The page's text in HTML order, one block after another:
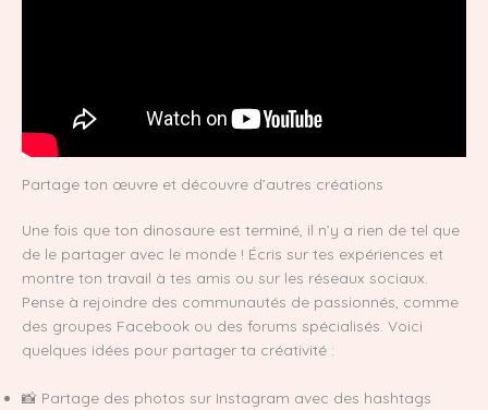
Partage ton œuvre et découvre d’autres créations
Une fois que ton dinosaure est terminé, il n’y a rien de tel que
de le partager avec le monde ! Écris sur tes expériences et
montre ton travail à tes amis ou sur les réseaux sociaux.
Pense à rejoindre des communautés de passionnés, comme
des groupes Facebook ou des forums spécialisés. Voici
quelques idées pour partager ta créativité :
📸 Partage des photos sur Instagram avec des hashtags